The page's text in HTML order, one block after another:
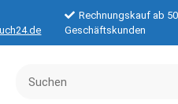
Rechnungskauf ab
Geschäftskunden